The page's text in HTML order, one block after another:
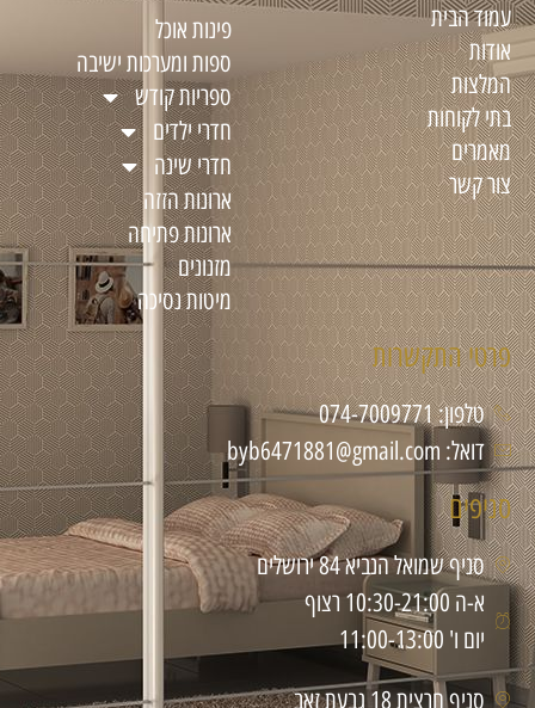
עמוד הבית
אודות
המלצות
בתי לקוחות
מאמרים
צור קשר
פינות אוכל
ספות ומערכות ישיבה
ספריות קודש
חדרי ילדים
חדרי שינה
ארונות הזזה
ארונות פתיחה
מזנונים
מיטות נסיכה
פרטי התקשרות
טלפון: 074-7009771
דואל: byb6471881@gmail.com
סניפים
סניף שמואל הנביא 84 ירושלים
א-ה 10:30-21:00 רצוף
יום ו' 11:00-13:00
סניף חרצית 18 גבעת זאב